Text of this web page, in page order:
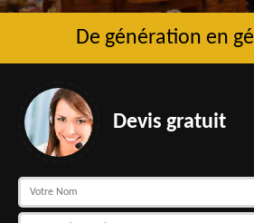
De génération en
Devis gratuit